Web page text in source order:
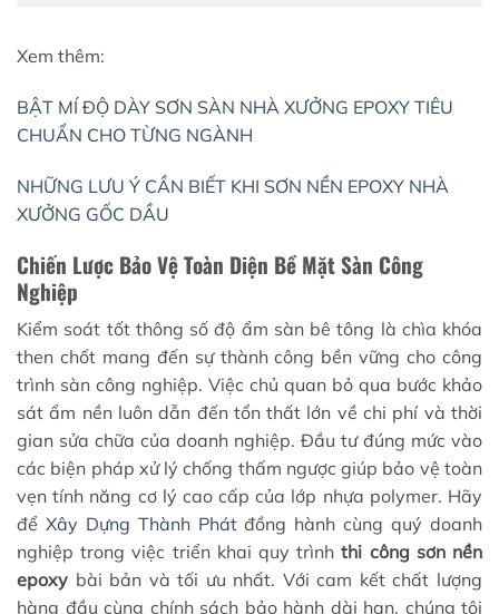
Xem thêm:
BẬT MÍ ĐỘ DÀY SƠN SÀN NHÀ XƯỞNG EPOXY TIÊU
CHUẨN CHO TỪNG NGÀNH
NHỮNG LƯU Ý CẦN BIẾT KHI SƠN NỀN EPOXY NHÀ
XƯỞNG GỐC DẦU
Chiến Lược Bảo Vệ Toàn Diện Bề Mặt Sàn Công
Nghiệp
Kiểm soát tốt thông số độ ẩm sàn bê tông là chìa khóa
then chốt mang đến sự thành công bền vững cho công
trình sàn công nghiệp. Việc chủ quan bỏ qua bước khảo
sát ẩm nền luôn dẫn đến tổn thất lớn về chi phí và thời
gian sửa chữa của doanh nghiệp. Đầu tư đúng mức vào
các biện pháp xử lý chống thấm ngược giúp bảo vệ toàn
vẹn tính năng cơ lý cao cấp của lớp nhựa polymer. Hãy
để Xây Dựng Thành Phátđồng hành cùng quý doanh
nghiệp trong việc triển khai quy trìnhthi công sơn nền
epoxy bài bản và tối ưu nhất. Với cam kết chất lượng
hàng đầu cùng chính sách bảo hành dài hạn, chúng tôi